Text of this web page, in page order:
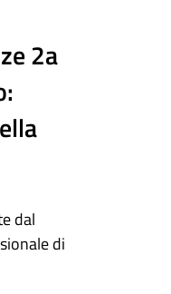
2a
dal
di